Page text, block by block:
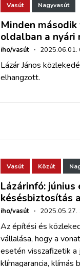
Vasút Nagyvasút
Minden
oldalban a
iho/vasút · 2025.06.01.
Lázár János
elhangzott.
Vasút Közút
Lázárinfó:
késésbiztosítás
iho/vasút · 2025.05.27.
Az építési és
vállalása, hogy a
esetén visszafizetik a
klímagarancia, klímás